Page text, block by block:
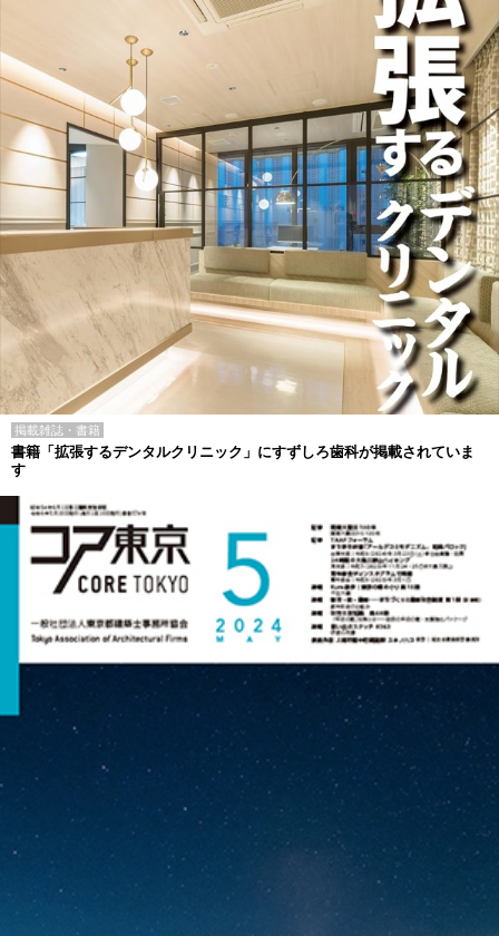
掲載雑誌・書籍
書籍「拡張するデンタルクリニック」にすずしろ歯科が掲載されていま
す